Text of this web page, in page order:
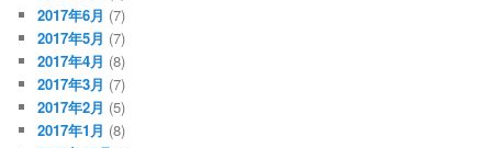
2017年6月 (7)
2017年5月 (7)
2017年4月 (8)
2017年3月 (7)
2017年2月 (5)
2017年1月 (8)